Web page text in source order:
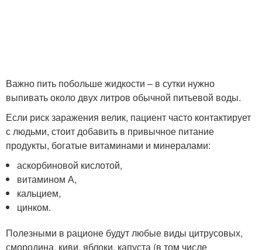
Важно пить побольше жидкости – в сутки нужно
выпивать около двух литров обычной питьевой воды.
Если риск заражения велик, пациент часто контактирует
с людьми, стоит добавить в привычное питание
продукты, богатые витаминами и минералами:
аскорбиновой кислотой,
витамином А,
кальцием,
цинком.
Полезными в рационе будут любые виды цитрусовых,
смородина, киви, яблоки, капуста (в том числе